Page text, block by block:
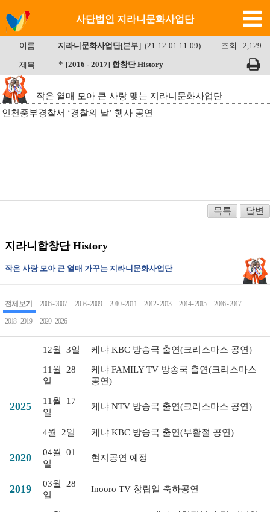
사단법인 지라니문화사업단
이름 지라니문화사업단[본부] (21-12-01 11:09) 조회 : 2,129
제목 * [2016 - 2017] 합창단 History
작은 열매 모아 큰 사랑 맺는 지라니문화사업단
인천중부경찰서 ‘경찰의 날’ 행사 공연
목록 답변
지라니합창단 History
작은 사랑 모아 큰 열매 가꾸는 지라니문화사업단
전체 보기 2006 - 2007 2008 - 2009 2010 - 2011 2012 - 2013 2014 - 2015 2016 - 2017
2018 - 2019 2020 - 2026
12월 3일 케냐 KBC 방송국 출연(크리스마스 공연)
11월
28
일
케냐 FAMILY TV 방송국 출연(크리스마스
공연)
2025 11월
17
일
케냐 NTV 방송국 출연(크리스마스 공연)
4월 2일 케냐 KBC 방송국 출연(부활절 공연)
2020 04월
01
일
현지공연 예정
2019 03월
28
일
Inooro TV 창립일 축하공연